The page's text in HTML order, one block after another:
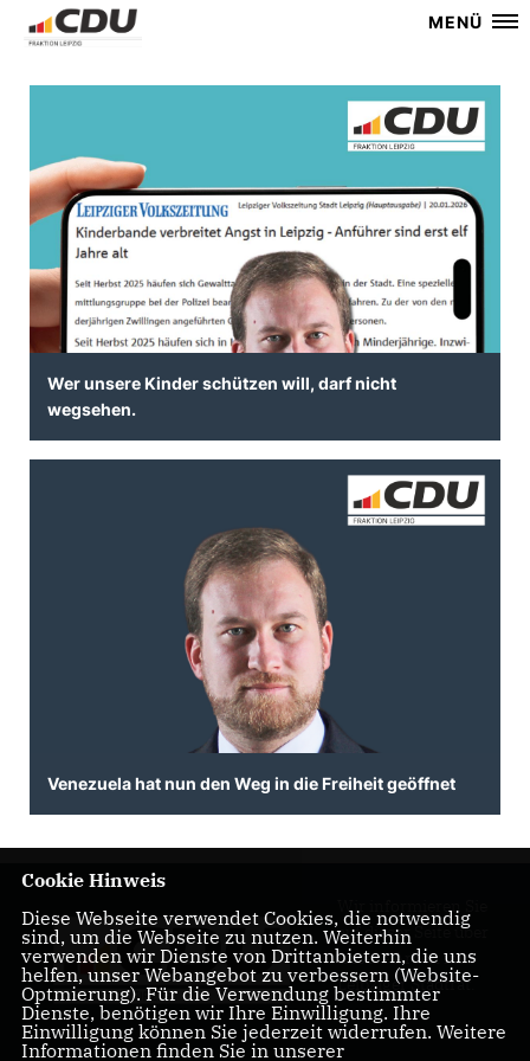
MENÜ
Wer unsere Kinder schützen will, darf nicht
wegsehen.
Venezuela hat nun den Weg in die Freiheit geöffnet
Wir informieren Sie
auf dieser Seite über
unsere Arbeit im
Leipziger Stadtrat.
Cookie Hinweis
Diese Webseite verwendet Cookies, die notwendig
sind, um die Webseite zu nutzen. Weiterhin
verwenden wir Dienste von Drittanbietern, die uns
helfen, unser Webangebot zu verbessern (Website-
Optmierung). Für die Verwendung bestimmter
Dienste, benötigen wir Ihre Einwilligung. Ihre
Einwilligung können Sie jederzeit widerrufen. Weitere
Informationen finden Sie in unserer